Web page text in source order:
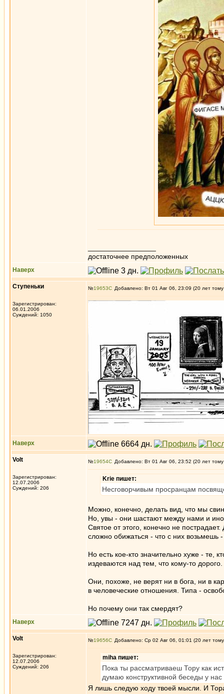
достаточнее предположенных
Наверх
Ступеньки
Зарегистрирован:
06.01.2006
Суждений: 1050
№19653 Добавлено: Вт 01 Авг 06, 23:09 (20 лет
Наверх
Volt
Зарегистрирован:
12.07.2006
Суждений: 206
№19654 Добавлено: Вт 01 Авг 06, 23:52 (20 лет
Krie пишет:
Несговорчивым просранцам
Можно, конечно, делать вид, что мы
Но, увы - они шастают между нами и
Святое от этого, конечно не
сложно обижаться - что с них возьмешь
Но есть кое-кто значительно хуже - те,
издеваются над тем, что кому-то дорого.
Они, похоже, не верят ни в бога, ни в
в человеческие отношения. Типа -
Но почему они так смердят?
Наверх
Volt
Зарегистрирован:
12.07.2006
Суждений: 206
№19656 Добавлено: Ср 02 Авг 06, 01:01 (20 лет
miha пишет:
Пока ты рассматриваеш Тору как
думаю конструктивной беседы у нас
Я лишь следую ходу твоей мысли. И